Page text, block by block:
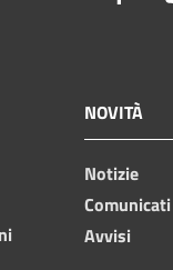
NOVITÀ
Notizie
Comunicati
Avvisi